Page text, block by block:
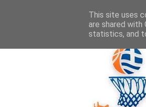
This site uses
are shared
statistics, and